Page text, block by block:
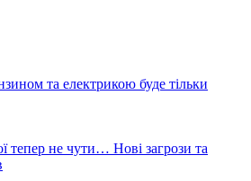
та електрикою буде тільки
тепер не чути… Нові загрози та